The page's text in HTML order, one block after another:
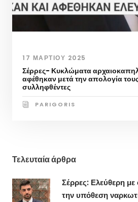
17 ΜΑΡΤΊΟΥ 2025
Σέρρες- Κυκλώματα
αφέθηκαν μετά την απολογία
συλληφθέντες
PARIGORIS
Τελευταία άρθρα
Σέρρες: Ελεύθερη με
την υπόθεση